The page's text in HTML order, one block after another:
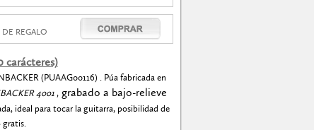
REGALO
carácteres)
(PUAAG00116) . Púa fabricada en
4001,grabado a bajo-relieve
ideal para tocar la guitarra, posibilidad de
gratis.